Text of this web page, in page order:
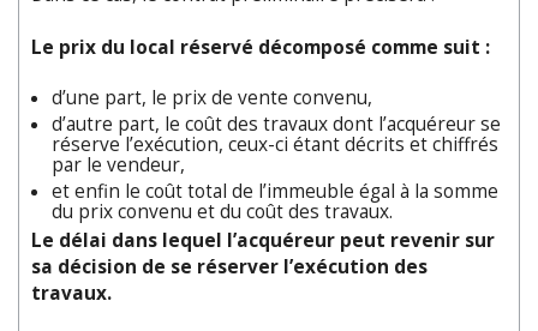
Le prix du local réservé décomposé comme suit :
d’une part, le prix de vente convenu,
d’autre part, le coût des travaux dont l’acquéreur se
réserve l’exécution, ceux-ci étant décrits et chiffrés
par le vendeur,
et enfin le coût total de l’immeuble égal à la somme
du prix convenu et du coût des travaux.
Le délai dans lequel l’acquéreur peut revenir sur
sa décision de se réserver l’exécution des
travaux.